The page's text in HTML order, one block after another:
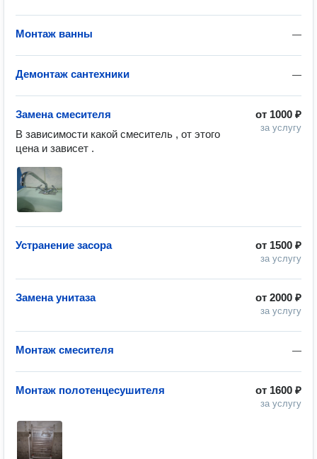
—
Монтаж ванны
—
Демонтаж сантехники
от 1000 ₽
за услугу
Замена смесителя
В зависимости какой смеситель , от этого
цена и зависет .
от 1500 ₽
за услугу
Устранение засора
от 2000 ₽
за услугу
Замена унитаза
—
Монтаж смесителя
от 1600 ₽
за услугу
Монтаж полотенцесушителя